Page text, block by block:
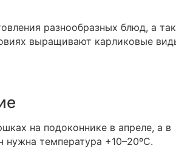
разнообразных блюд, а
выращивают карликовые
на подоконнике в апреле, а в
температура +10–20ºС.